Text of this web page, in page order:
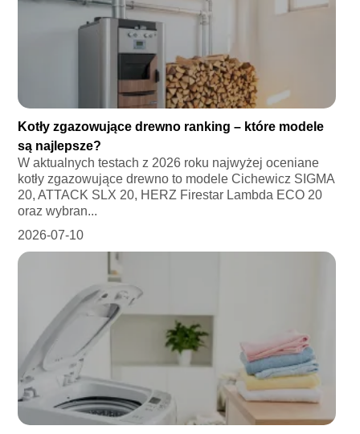
Kotły zgazowujące drewno ranking – które modele
są najlepsze?
W aktualnych testach z 2026 roku najwyżej oceniane
kotły zgazowujące drewno to modele Cichewicz SIGMA
20, ATTACK SLX 20, HERZ Firestar Lambda ECO 20
oraz wybran...
2026-07-10